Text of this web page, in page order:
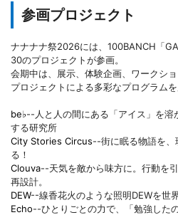
参画プロジェクト
ナナナナ祭2026には、100BANCH「
30のプロジェクトが参画。
会期中は、展示、体験企画、ワークシ
プロジェクトによる多彩なプログラムを
be♭--人と人の間にある「アイス」を溶
する研究所
City Stories Circus--街に眠る物語を、
る！
Clouva--天気を敵から味方に。行動を
再設計。
DEW--線香花火のような照明DEWを世
Echo--ひとりごとの力で、「勉強した